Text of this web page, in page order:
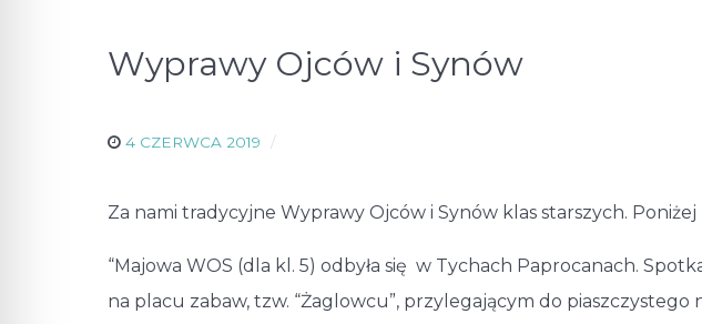
Wyprawy Ojców i Synów
4 CZERWCA 2019
Za nami tradycyjne Wyprawy Ojców i Synów klas starszych.
“Majowa WOS (dla kl. 5) odbyła się w Tychach Paprocanach.
na placu zabaw, tzw. “Żaglowcu”, przylegającym do